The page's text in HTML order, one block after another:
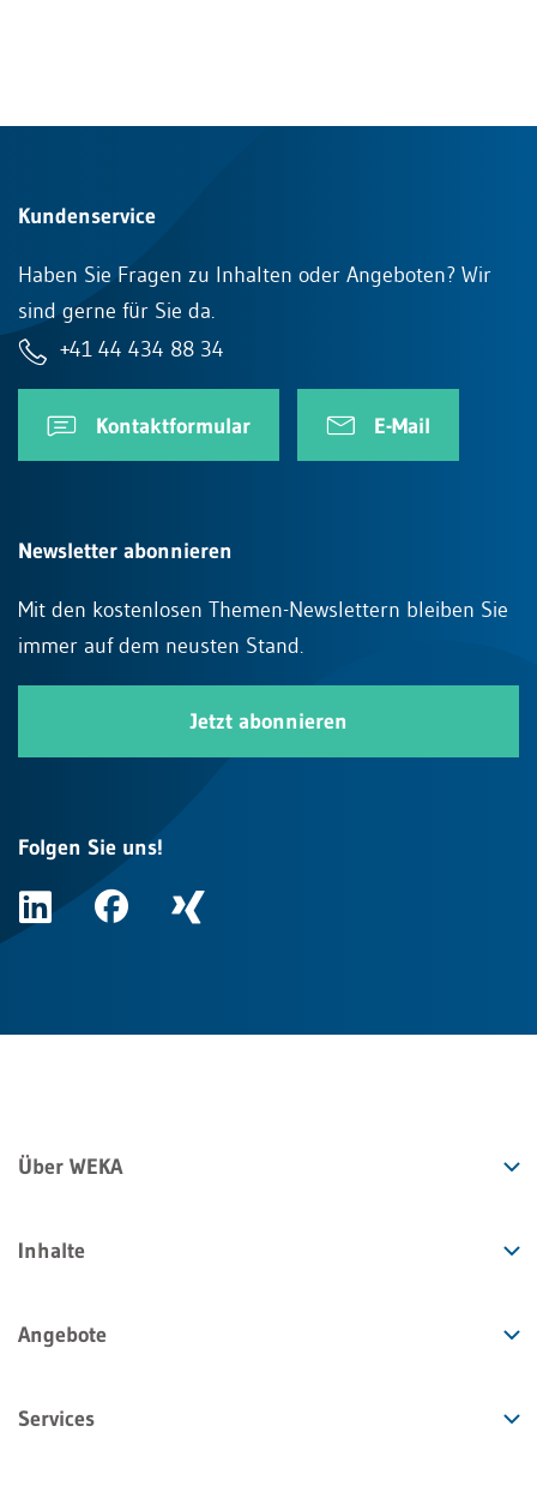
Kundenservice
Haben Sie Fragen zu Inhalten oder Angeboten? Wir
sind gerne für Sie da.
+41 44 434 88 34
Kontaktformular E-Mail
Newsletter abonnieren
Mit den kostenlosen Themen-Newslettern bleiben Sie
immer auf dem neusten Stand.
Jetzt abonnieren
Folgen Sie uns!
Über WEKA
Inhalte
Angebote
Services